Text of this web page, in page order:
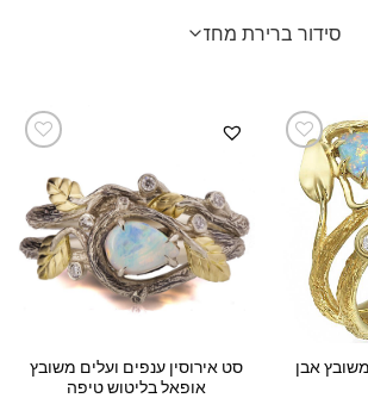
אבן
סט אירוסין ענפים ועלים משובץ
אופאל בליטוש טיפה